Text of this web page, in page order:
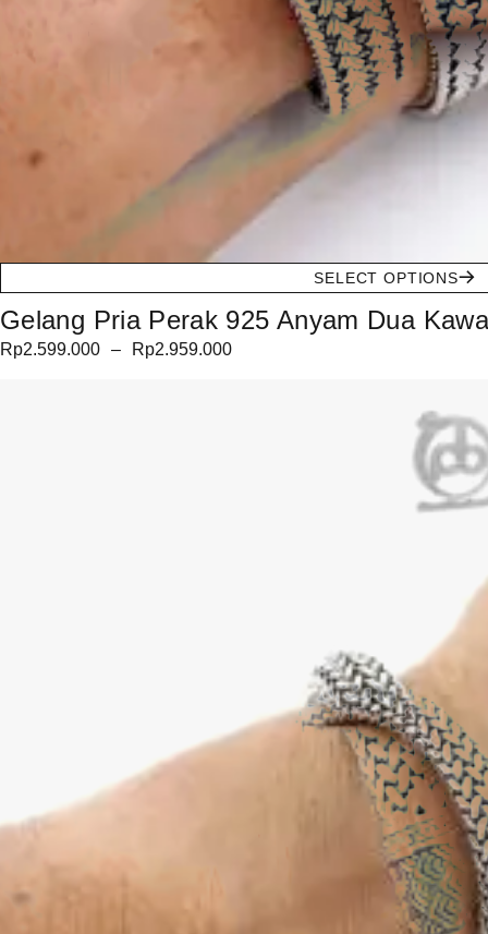
SELECT OPTIONS
Gelang Pria Perak 925 Anyam Dua
Rp2.599.000 – Rp2.959.000